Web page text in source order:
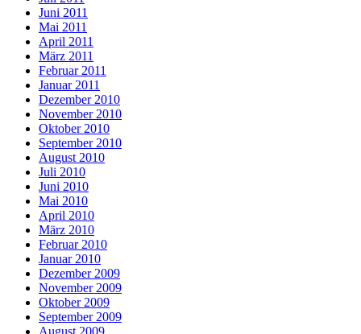
Juni 2011
Mai 2011
April 2011
März 2011
Februar 2011
Januar 2011
Dezember 2010
November 2010
Oktober 2010
September 2010
August 2010
Juli 2010
Juni 2010
Mai 2010
April 2010
März 2010
Februar 2010
Januar 2010
Dezember 2009
November 2009
Oktober 2009
September 2009
August 2009